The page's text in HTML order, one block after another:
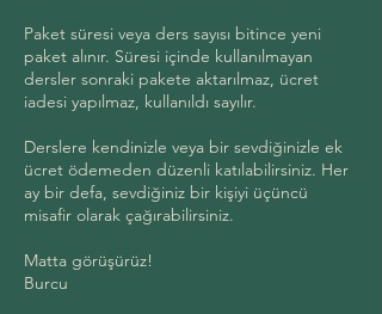
Paket süresi veya ders sayısı bitince yeni
paket alınır. Süresi içinde kullanılmayan
dersler sonraki pakete aktarılmaz, ücret
iadesi yapılmaz, kullanıldı sayılır.
Derslere kendinizle veya bir sevdiğinizle ek
ücret ödemeden düzenli katılabilirsiniz. Her
ay bir defa, sevdiğiniz bir kişiyi üçüncü
misafir olarak çağırabilirsiniz.
Matta görüşürüz!
Burcu